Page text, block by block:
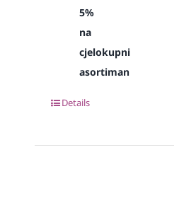
5%
na
cjelokupni
asortiman
Details